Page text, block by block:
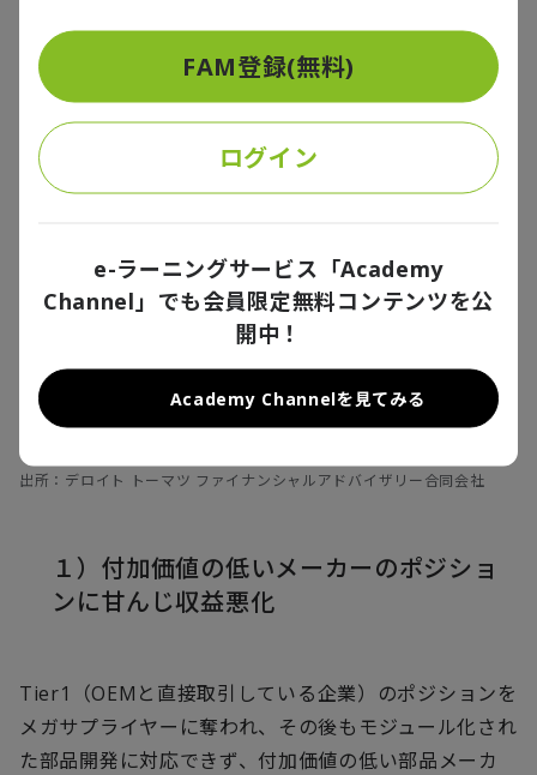
パターン
こうした業界構造不況によって苦境に陥る会社の要因
は、主に6つに類別されます。それぞれ見ていきましょ
出所：デロイト トーマツ ファイナンシャルアドバイザリー合同会社
１）付加価値の低いメーカーのポジショ
ンに甘んじ収益悪化
Tier1（OEMと直接取引している企業）のポジションを
メガサプライヤーに奪われ、その後もモジュール化され
た部品開発に対応できず、付加価値の低い部品メーカ
FAM登録(無料)
ログイン
e-ラーニングサービス「Academy
Channel」でも会員限定無料コンテンツを公
開中！
Academy Channelを見てみる